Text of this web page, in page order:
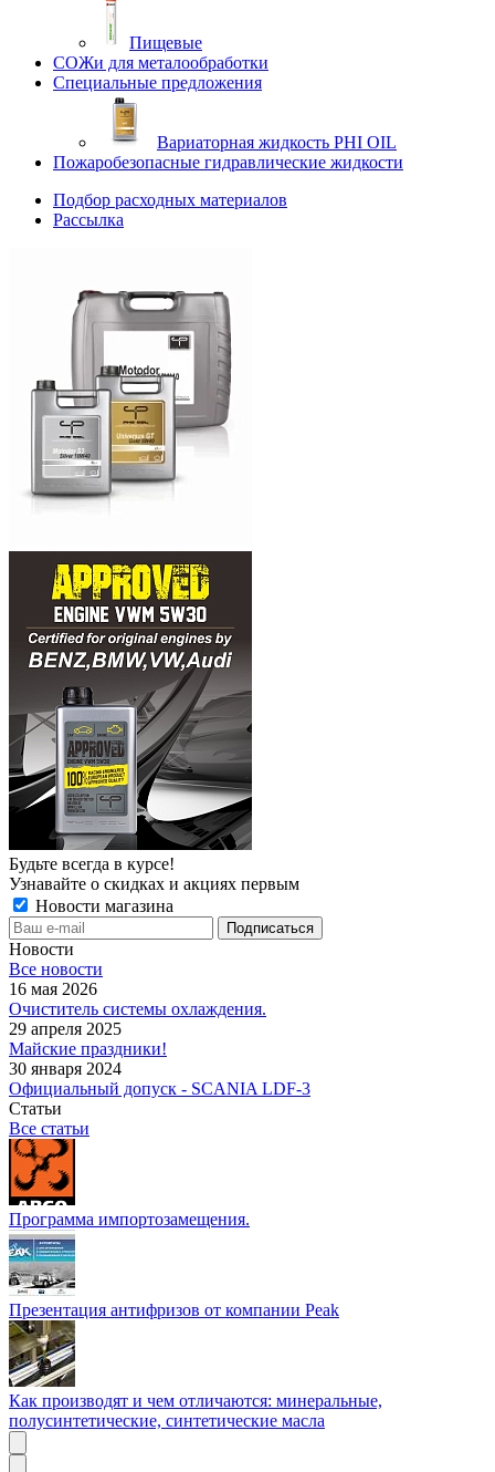
Пищевые
СОЖи для металообработки
Специальные предложения
Вариаторная жидкость PHI OIL
Пожаробезопасные гидравлические жидкости
Подбор расходных материалов
Рассылка
Будьте всегда в курсе!
Узнавайте о скидках и акциях первым
Новости магазина
Новости
Все новости
16 мая 2026
Очиститель системы охлаждения.
29 апреля 2025
Майские праздники!
30 января 2024
Официальный допуск - SCANIA LDF-3
Статьи
Все статьи
Программа импортозамещения.
Презентация антифризов от компании Peak
Как производят и чем отличаются: минеральные,
полусинтетические, синтетические масла